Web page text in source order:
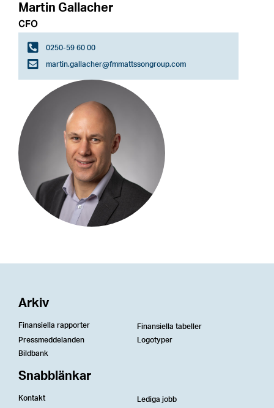
Martin Gallacher
CFO
0250-59 60 00
martin.gallacher@fmmattssongroup.com
Arkiv
Finansiella rapporter
Finansiella tabeller
Pressmeddelanden
Logotyper
Bildbank
Snabblänkar
Kontakt
Lediga jobb